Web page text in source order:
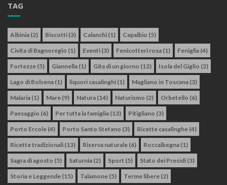
TAG
Albinia (2) Biscotti (3) Calanchi (1) Capalbio (5)
Civita di Bagnoregio (1) Eventi (3) Fenicotteri rosa (1) Feniglia (4)
Fortezze (5) Giannella (1) Gita di un giorno (12) Isola del Giglio (2)
Lago di Bolsena (1) liquori casalinghi (1) Magliano in Toscana (3)
Malaria (1) Mare (9) Natura (14) Naturismo (2) Orbetello (6)
Paesaggio (6) Per tutta la famiglia (13) Pitigliano (3)
Porto Ercole (4) Porto Santo Stefano (3) Ricette casalinghe (4)
Ricette tradizionali (13) Riserva naturale (6) Roccalbegna (1)
Sagra di agosto (5) Saturnia (2) Sport (5) Stato dei Presidi (3)
Storia e Leggende (15) Talamone (5) Terme libere (2)